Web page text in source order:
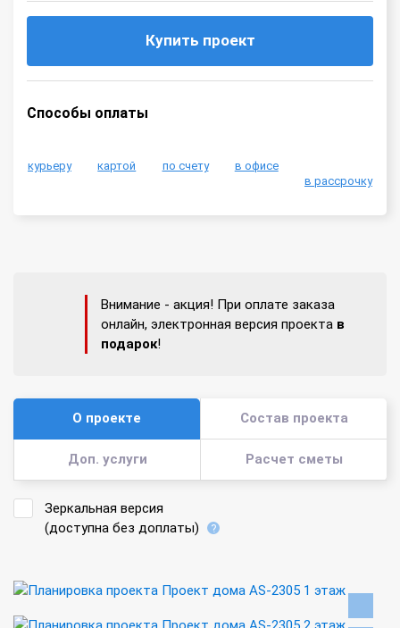
Купить проект
Способы оплаты
курьеру картой по счету
в офисе
в рассрочку
Внимание - акция! При оплате заказа
онлайн, электронная версия проекта в
подарок!
О проекте Состав проекта
Доп. услуги Расчет сметы
Зеркальная версия
(доступна без доплаты)